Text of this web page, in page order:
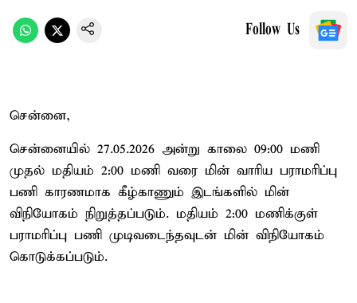
Follow Us
சென்னை,
சென்னையில் 27.05.2026 அன்று காலை 09:00 மணி
முதல் மதியம் 2:00 மணி வரை மின் வாரிய பராமரிப்பு
பணி காரணமாக கீழ்காணும் இடங்களில் மின்
விநியோகம் நிறுத்தப்படும். மதியம் 2:00 மணிக்குள்
பராமரிப்பு பணி முடிவடைந்தவுடன் மின் விநியோகம்
கொடுக்கப்படும்.